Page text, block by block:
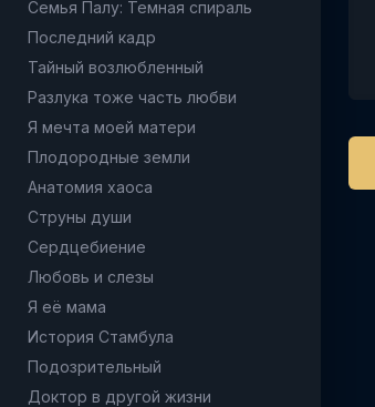
Семья Палу: Темная спираль
Последний кадр
Тайный возлюбленный
Разлука тоже часть любви
Я мечта моей матери
Плодородные земли
Анатомия хаоса
Струны души
Сердцебиение
Любовь и слезы
Я её мама
История Стамбула
Подозрительный
Доктор в другой жизни